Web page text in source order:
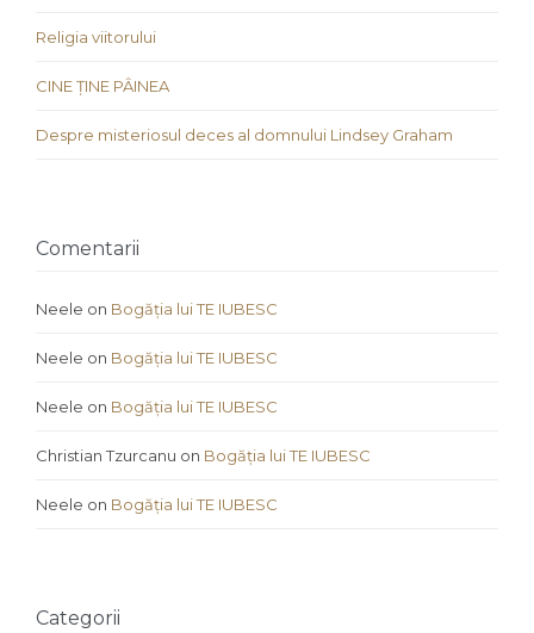
Religia viitorului
CINE ȚINE PÂINEA
Despre misteriosul deces al domnului Lindsey Graham
Comentarii
Neele on Bogăția lui TE IUBESC
Neele on Bogăția lui TE IUBESC
Neele on Bogăția lui TE IUBESC
Christian Tzurcanu on Bogăția lui TE IUBESC
Neele on Bogăția lui TE IUBESC
Categorii